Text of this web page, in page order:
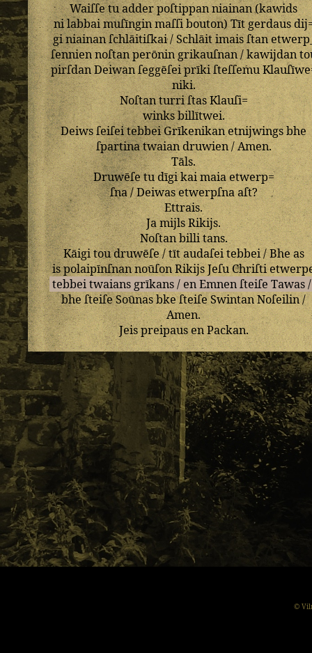
Waiſſetuadderpoſtippanniainan(kawids
nilabbaimuſīnginmaſſibouton)Tīt gerdaus
giniainanſchlāitiſkai/Schlāitimaisſtan
ſenniennoſtanperōningrikauſnan/kawijdan
pirſdanDeiwanſeggēſeiprīkiſteſſemu
niki.
NoſtanturriſtasKlauſi=
winksbillītwei.
Deiws ſeiſeitebbeiGrīkenikanetnijwingsbhe
ſpartinatwaiandruwien/Amen.
Tāls.
Druwēſetudīgikaimaiaetwerp=
ſna/Deiwasetwerpſnaaſt?
Ettrais.
Jamijls Rikijs.
Noſtanbillitans.
Kāigitoudruwēſe/tītaudaſeitebbei/Bheas
ispolaipīnſnannoūſonRikijsJeſuChriſti
tebbei twaians grīkans/ en Emnen ſteiſe Tawas/
bheſteiſeSoūnas bkeſteiſeSwintanNoſeilin/
Amen.
JeispreipausenPackan.
©